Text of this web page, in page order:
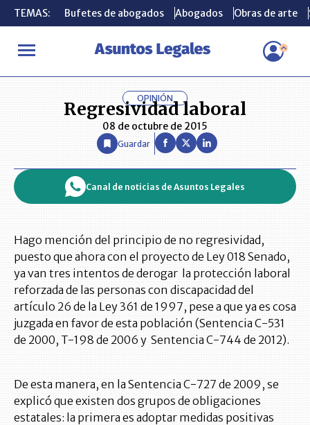
TEMAS: Bufetes de abogados Abogados Obras de arte
INICIO OPINIÓN ASUNTOS LEGALES Regresividad laboral
TEMAS: Bufetes de abogados Abogados Obras de arte
OPINIÓN
Regresividad laboral
08 de octubre de 2015
Guardar
Canal de noticias de Asuntos Legales
Hago mención del principio de no regresividad,
puesto que ahora con el proyecto de Ley 018 Senado,
ya van tres intentos de derogar la protección laboral
reforzada de las personas con discapacidad del
artículo 26 de la Ley 361 de 1997, pese a que ya es cosa
juzgada en favor de esta población (Sentencia C-531
de 2000, T-198 de 2006 y Sentencia C-744 de 2012).
De esta manera, en la Sentencia C-727 de 2009, se
explicó que existen dos grupos de obligaciones
estatales: la primera es adoptar medidas positivas